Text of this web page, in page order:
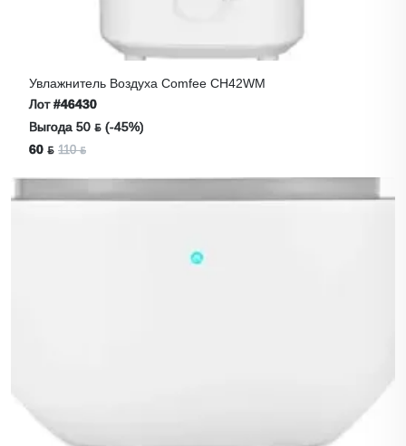
Увлажнитель Воздуха Comfee CH42WM
Лот#46430
Выгода 50 ƃ (-45%)
60 ƃ 110 ƃ